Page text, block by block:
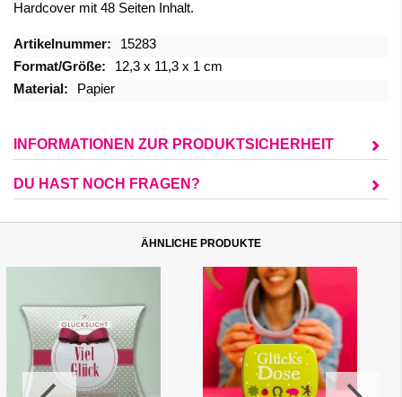
Hardcover mit 48 Seiten Inhalt.
Mehr
Informationen
15283
12,3 x 11,3 x 1 cm
Papier
INFORMATIONEN ZUR PRODUKTSICHERHEIT
DU HAST NOCH FRAGEN?
ÄHNLICHE PRODUKTE